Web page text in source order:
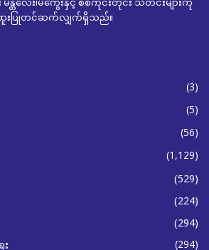
ပြုတင်ဆက်လျှက်ရှိသည်။
(3)
(5)
(56)
(1,129)
(529)
(224)
(294)